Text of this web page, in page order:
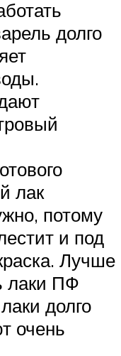
долго
лак
потому
и под
Лучше
лаки ПФ
долго
очень